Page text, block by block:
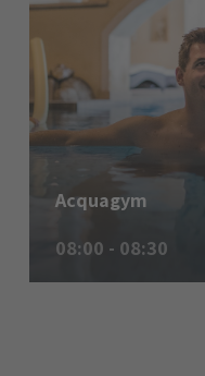
Acquagym
08:00 - 08:30